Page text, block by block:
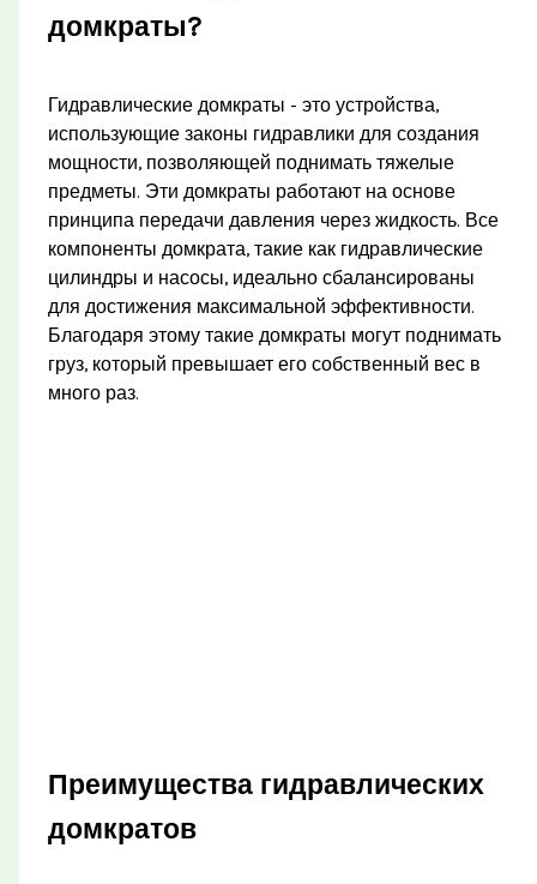
домкраты?
Гидравлические домкраты - это устройства,
использующие законы гидравлики для создания
мощности, позволяющей поднимать тяжелые
предметы. Эти домкраты работают на основе
принципа передачи давления через жидкость. Все
компоненты домкрата, такие как гидравлические
цилиндры и насосы, идеально сбалансированы
для достижения максимальной эффективности.
Благодаря этому такие домкраты могут поднимать
груз, который превышает его собственный вес в
много раз.
Преимущества гидравлических
домкратов